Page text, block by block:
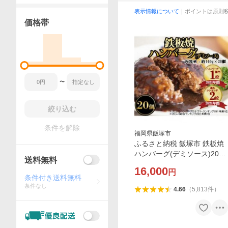
表示情報について ｜ポイントは原則
福岡県飯塚市
ふるさと納税 飯塚市 鉄板焼
ハンバーグ(デミソース)20個
16,000円
4.66（5,813件）
価格帯
〜
絞り込む
条件を解除
送料無料
条件付き送料無料
条件なし